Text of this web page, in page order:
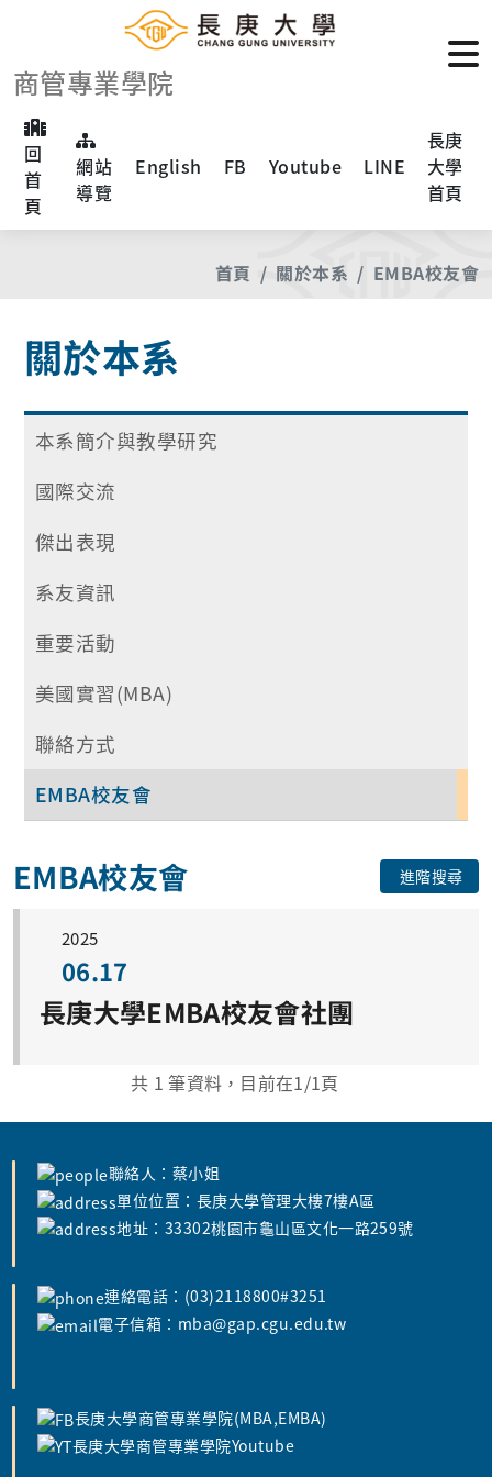
商管專業學院
回
首
頁
網站
導覽
English FB Youtube LINE
長庚
大學
首頁
首頁 關於本系 EMBA校友會
關於本系
本系簡介與教學研究
國際交流
傑出表現
系友資訊
重要活動
美國實習(MBA)
聯絡方式
EMBA校友會
EMBA校友會 進階搜尋
2025
06.17
長庚大學EMBA校友會社團
共 1 筆資料，目前在1/1頁
聯絡人：蔡小姐
單位位置：長庚大學管理大樓7樓A區
地址：33302桃園市龜山區文化一路259號
連絡電話：(03)2118800#3251
電子信箱：mba@gap.cgu.edu.tw
長庚大學商管專業學院(MBA,EMBA)
長庚大學商管專業學院Youtube